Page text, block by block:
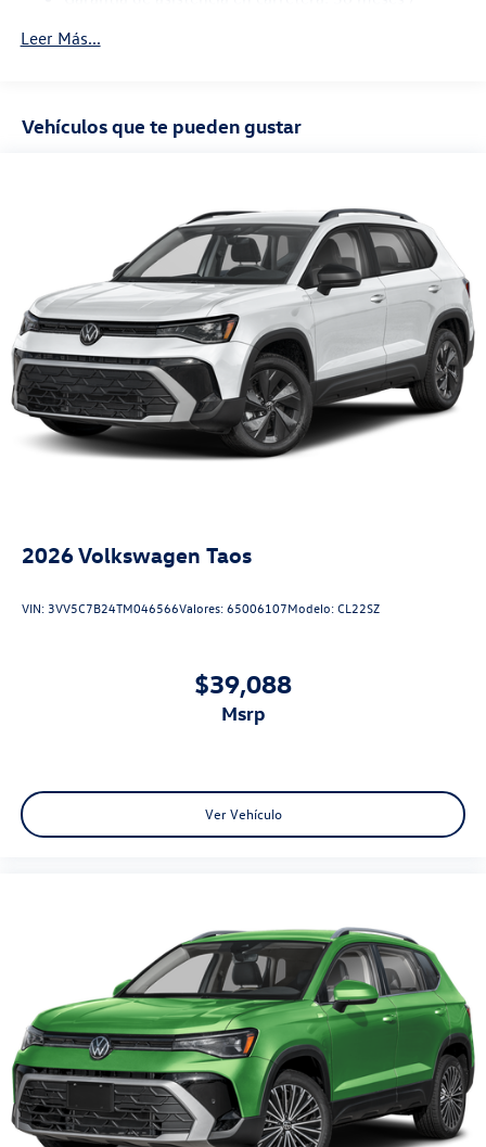
Garantía de mantenimiento: 24 meses / 20,000
Leer Más...
Vehículos que te pueden gustar
2026Volkswagen Taos
VIN: 3VV5C7B24TM046566Valores:65006107Modelo:CL22SZ
$39,088
msrp
Ver Vehículo